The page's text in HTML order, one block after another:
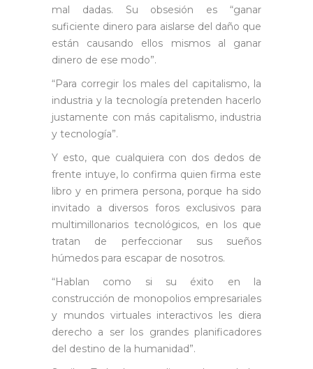
mal dadas. Su obsesión es “ganar
suficiente dinero para aislarse del daño que
están causando ellos mismos al ganar
dinero de ese modo”.
“Para corregir los males del capitalismo, la
industria y la tecnología pretenden hacerlo
justamente con más capitalismo, industria
y tecnología”.
Y esto, que cualquiera con dos dedos de
frente intuye, lo confirma quien firma este
libro y en primera persona, porque ha sido
invitado a diversos foros exclusivos para
multimillonarios tecnológicos, en los que
tratan de perfeccionar sus sueños
húmedos para escapar de nosotros.
“Hablan como si su éxito en la
construcción de monopolios empresariales
y mundos virtuales interactivos les diera
derecho a ser los grandes planificadores
del destino de la humanidad”.